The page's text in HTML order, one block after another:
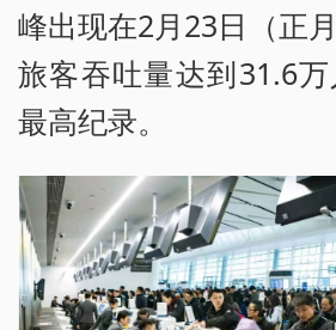
峰出现在2月23日（正
旅客吞吐量达到31.6
最高纪录。